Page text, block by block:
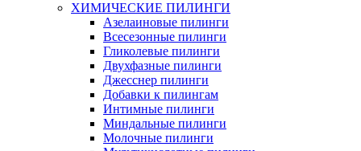
ХИМИЧЕСКИЕ ПИЛИНГИ
Азелаиновые пилинги
Всесезонные пилинги
Гликолевые пилинги
Двухфазные пилинги
Джесснер пилинги
Добавки к пилингам
Интимные пилинги
Миндальные пилинги
Молочные пилинги